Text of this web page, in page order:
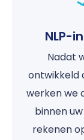
NLP-
Nadat
ontwikkeld
werken we
binnen
rekenen